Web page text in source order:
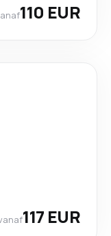
110 EUR
117 EUR